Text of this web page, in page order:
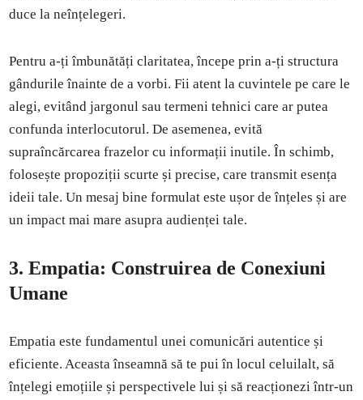
duce la neînțelegeri.
Pentru a-ți îmbunătăți claritatea, începe prin a-ți structura
gândurile înainte de a vorbi. Fii atent la cuvintele pe care le
alegi, evitând jargonul sau termeni tehnici care ar putea
confunda interlocutorul. De asemenea, evită
supraîncărcarea frazelor cu informații inutile. În schimb,
folosește propoziții scurte și precise, care transmit esența
ideii tale. Un mesaj bine formulat este ușor de înțeles și are
un impact mai mare asupra audienței tale.
3.Empatia: Construirea de Conexiuni
Umane
Empatia este fundamentul unei comunicări autentice și
eficiente. Aceasta înseamnă să te pui în locul celuilalt, să
înțelegi emoțiile și perspectivele lui și să reacționezi într-un